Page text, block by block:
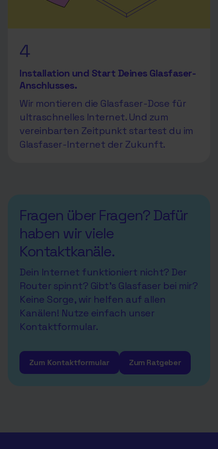
4
Installation und Start Deines Glasfaser-
Anschlusses.
Wir montieren die Glasfaser-Dose für
ultraschnelles Internet. Und zum
vereinbarten Zeitpunkt startest du im
Glasfaser-Internet der Zukunft.
Fragen über Fragen? Dafür
haben wir viele
Kontaktkanäle.
Dein Internet funktioniert nicht? Der
Router spinnt? Gibt's Glasfaser bei mir?
Keine Sorge, wir helfen auf allen
Kanälen! Nutze einfach unser
Kontaktformular.
Zum Ratgeber